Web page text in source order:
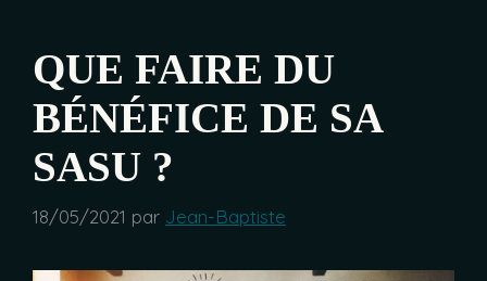
QUE FAIRE DU
BÉNÉFICE DE SA
SASU ?
18/05/2021 par Jean-Baptiste